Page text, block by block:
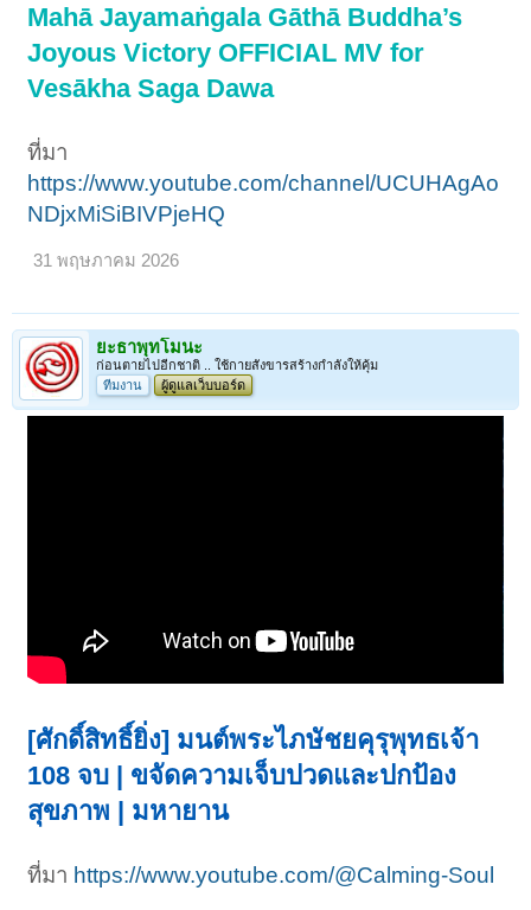
Mahā Jayamaṅgala Gāthā Buddha’s
Joyous Victory OFFICIAL MV for
Vesākha Saga Dawa
ที่มา
https://www.youtube.com/channel/UCUHAgAo
NDjxMiSiBIVPjeHQ
31 พฤษภาคม 2026
ยะธาพุทโมนะ
ก่อนตายไปอีกชาติ .. ใช้กายสังขารสร้างกำลังให้คุ้ม
ทีมงาน
ผู้ดูแลเว็บบอร์ด
[ศักดิ์สิทธิ์ยิ่ง] มนต์พระไภษัชยคุรุพุทธเจ้า
108 จบ | ขจัดความเจ็บปวดและปกป้อง
สุขภาพ | มหายาน
ที่มา https://www.youtube.com/@Calming-Soul